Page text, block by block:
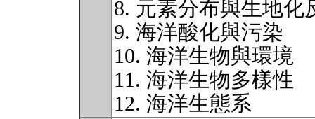
8. 元素分布與生地化
9. 海洋酸化與污染
10. 海洋生物與環境
11. 海洋生物多樣性
12. 海洋生態系